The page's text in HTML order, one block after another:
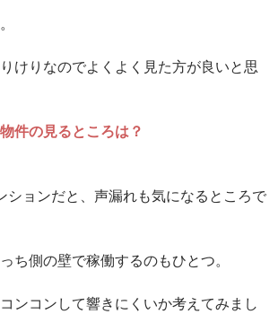
けりなのでよくよく見た方が良いと思
件の見るところは？
ションだと、声漏れも気になるところで
ち側の壁で稼働するのもひとつ。
ンコンして響きにくいか考えてみまし